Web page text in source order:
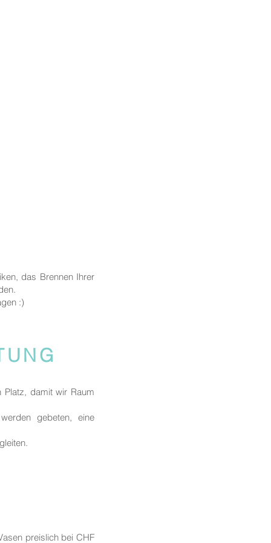
das Brennen Ihrer
:)
Platz, damit wir Raum
gebeten, eine
preislich bei CHF